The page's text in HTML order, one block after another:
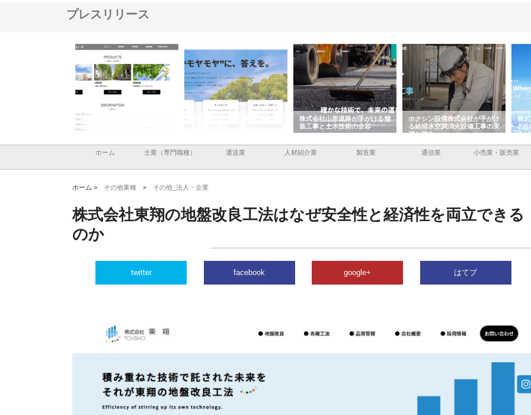
プレスリリース
みを徹底解説
株式会社山形道路が手がける舗
ホクシン設備株式会社が手がけ
る給排水空調消火設備工事の実
績と強み
株式会社東京シー・エム・シー
のGISインフラ管理システム導
入メリット
株
か
由
ホーム 士業（専門職種） 運送業 人材紹介業 製造業 通信業 小売業・販売業
ホーム > その他業種 > その他_法人・企業
株式会社東翔の地盤改良工法はなぜ安全性と経済性を両立できる
のか
twitter facebook google+ はてブ